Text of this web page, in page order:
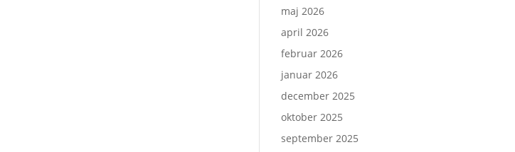
maj 2026
april 2026
februar 2026
januar 2026
december 2025
oktober 2025
september 2025